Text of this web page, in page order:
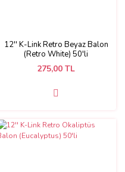
12'' K-Link Retro Beyaz Balon
(Retro White) 50'li
275,00 TL